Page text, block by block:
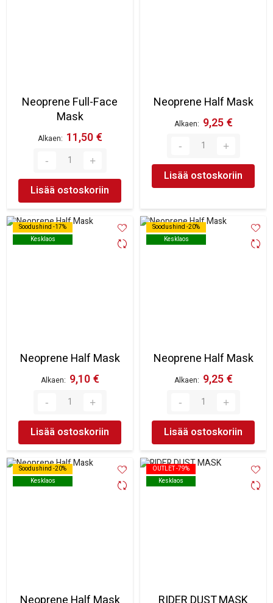
Neoprene Full-Face
Mask
Alkaen 11,50 €
Lisää ostoskoriin
Neoprene Half Mask
Alkaen 9,25 €
Lisää ostoskoriin
Soodushind -17%
Kesklaos
Soodushind -17%
Kesklaos
Neoprene Half Mask
Alkaen 9,10 €
Lisää ostoskoriin
Soodushind -20%
Kesklaos
Soodushind -20%
Kesklaos
Neoprene Half Mask
Alkaen 9,25 €
Lisää ostoskoriin
Soodushind -20%
Kesklaos
Soodushind -20%
Kesklaos
OUTLET -79%
Kesklaos
OUTLET -79%
Kesklaos